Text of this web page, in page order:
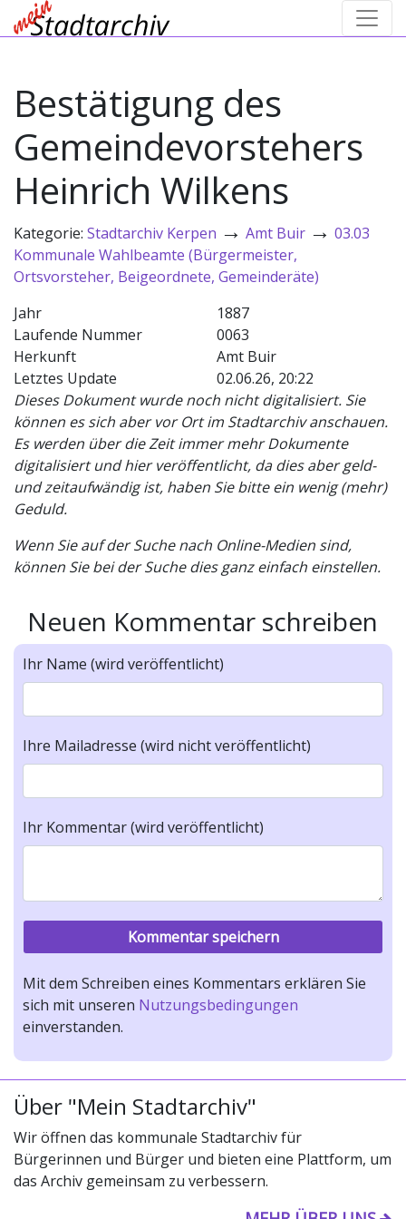
Bestätigung des
Gemeindevorstehers
Heinrich Wilkens
Kategorie: Stadtarchiv Kerpen → Amt Buir → 03.03
Kommunale Wahlbeamte (Bürgermeister,
Ortsvorsteher, Beigeordnete, Gemeinderäte)
Jahr
1887
Laufende Nummer
0063
Herkunft
Amt Buir
Letztes Update
02.06.26, 20:22
Dieses Dokument wurde noch nicht digitalisiert. Sie
können es sich aber vor Ort im Stadtarchiv anschauen.
Es werden über die Zeit immer mehr Dokumente
digitalisiert und hier veröffentlicht, da dies aber geld-
und zeitaufwändig ist, haben Sie bitte ein wenig (mehr)
Geduld.
Wenn Sie auf der Suche nach Online-Medien sind,
können Sie bei der Suche dies ganz einfach einstellen.
Neuen Kommentar schreiben
Ihr Name (wird veröffentlicht)
Ihre Mailadresse (wird nicht veröffentlicht)
Ihr Kommentar (wird veröffentlicht)
Mit dem Schreiben eines Kommentars erklären Sie
sich mit unseren Nutzungsbedingungen
einverstanden.
Über "Mein Stadtarchiv"
Wir öffnen das kommunale Stadtarchiv für
Bürgerinnen und Bürger und bieten eine Plattform, um
das Archiv gemeinsam zu verbessern.